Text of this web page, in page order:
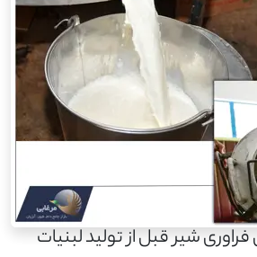
شیر قبل از تولید لبنیات